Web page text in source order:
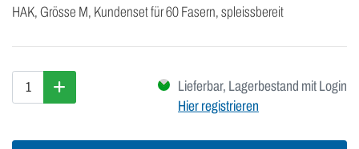
HAK, Grösse M, Kundenset für 60 Fasern, spleissbereit
Lieferbar, Lagerbestand mit Login
Hier registrieren